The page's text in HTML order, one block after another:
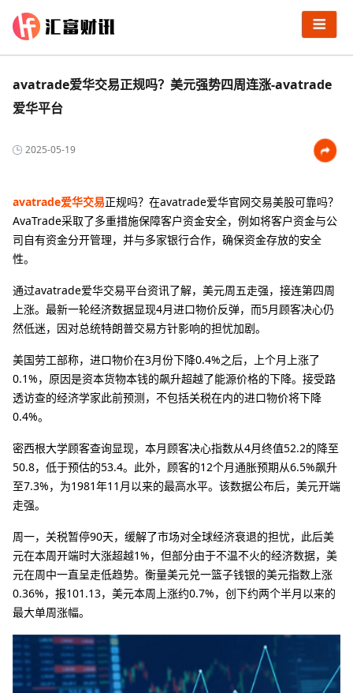
avatrade爱华交易正规吗？美元强势四周连涨-avatrade
爱华平台
2025-05-19
avatrade爱华交易正规吗？在avatrade爱华官网交易美股可靠吗？
AvaTrade采取了多重措施保障客户资金安全，例如将客户资金与公
司自有资金分开管理，并与多家银行合作，确保资金存放的安全
性。
通过avatrade爱华交易平台资讯了解，美元周五走强，接连第四周
上涨。最新一轮经济数据显现4月进口物价反弹，而5月顾客决心仍
然低迷，因对总统特朗普交易方针影响的担忧加剧。
美国劳工部称，进口物价在3月份下降0.4%之后，上个月上涨了
0.1%，原因是资本货物本钱的飙升超越了能源价格的下降。接受路
透访查的经济学家此前预测，不包括关税在内的进口物价将下降
0.4%。
密西根大学顾客查询显现，本月顾客决心指数从4月终值52.2的降至
50.8，低于预估的53.4。此外，顾客的12个月通胀预期从6.5%飙升
至7.3%，为1981年11月以来的最高水平。该数据公布后，美元开端
走强。
周一，关税暂停90天，缓解了市场对全球经济衰退的担忧，此后美
元在本周开端时大涨超越1%，但部分由于不温不火的经济数据，美
元在周中一直呈走低趋势。衡量美元兑一篮子钱银的美元指数上涨
0.36%，报101.13，美元本周上涨约0.7%，创下约两个半月以来的
最大单周涨幅。